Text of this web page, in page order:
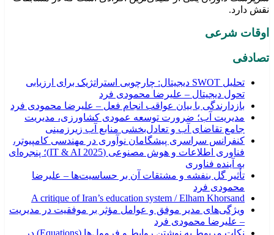
نقش دارد.
اوقات شرعی
تصادفی
تحلیل SWOT دیجیتال: چارچوبی استراتژیک برای ارزیابی
تحول دیجیتال – علیرضا محمودی فرد
بازدارندگی با بیان عواقب انجام فعل – علیرضا محمودی فرد
مدیریت آب؛ ضرورت توسعه عمودی کشاورزی، مدیریت
جامع تقاضای آب و تعادل‌بخشی منابع آب زیرزمینی
کنفرانس سراسری پیشگامان نوآوری در مهندسی کامپیوتر،
فناوری اطلاعات و هوش مصنوعی (IT & AI 2025)؛ پنجره‌ای
به آینده فناوری
تأثیر گل بنفشه و مشتقات آن بر حساسیت‌ها – علیرضا
محمودی فرد
A critique of Iran’s education system / Elham Khorsand
ویژگی‌های مدیر موفق و عوامل مؤثر بر موفقیت در مدیریت
– علیرضا محمودی فرد
نکات مربوط به نوشتن روابط و فرمول‌ها (Equations) در